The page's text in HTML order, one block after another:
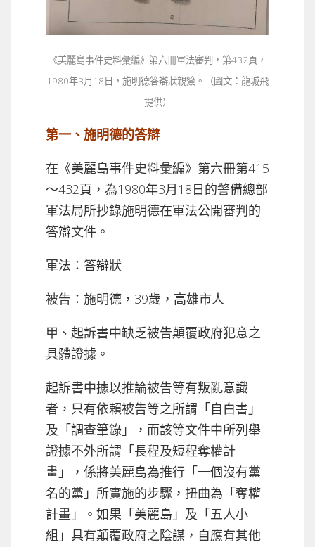
《美麗島事件史料彙編》第六冊軍法審判，第432頁，
1980年3月18日，施明德答辯狀親簽。（圖文：龍城飛
提供）
第一、施明德的答辯
在《美麗島事件史料彙編》第六冊第415
～432頁，為1980年3月18日的警備總部
軍法局所抄錄施明德在軍法公開審判的
答辯文件。
軍法：答辯狀
被告：施明德，39歲，高雄市人
甲、起訴書中缺乏被告顛覆政府犯意之
具體證據。
起訴書中據以推論被告等有叛亂意識
者，只有依賴被告等之所謂「自白書」
及「調查筆錄」，而該等文件中所列舉
證據不外所謂「長程及短程奪權計
畫」，係將美麗島為推行「一個沒有黨
名的黨」所實施的步驟，扭曲為「奪權
計畫」。如果「美麗島」及「五人小
組」具有顛覆政府之陰謀，自應有其他